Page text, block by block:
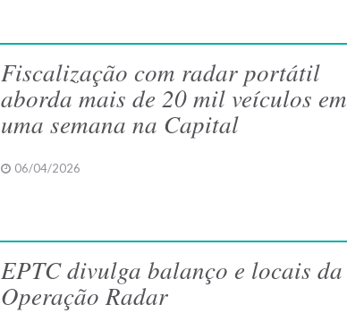
Fiscalização com radar portátil
aborda mais de 20 mil veículos em
uma semana na Capital
06/04/2026
EPTC divulga balanço e locais da
Operação Radar